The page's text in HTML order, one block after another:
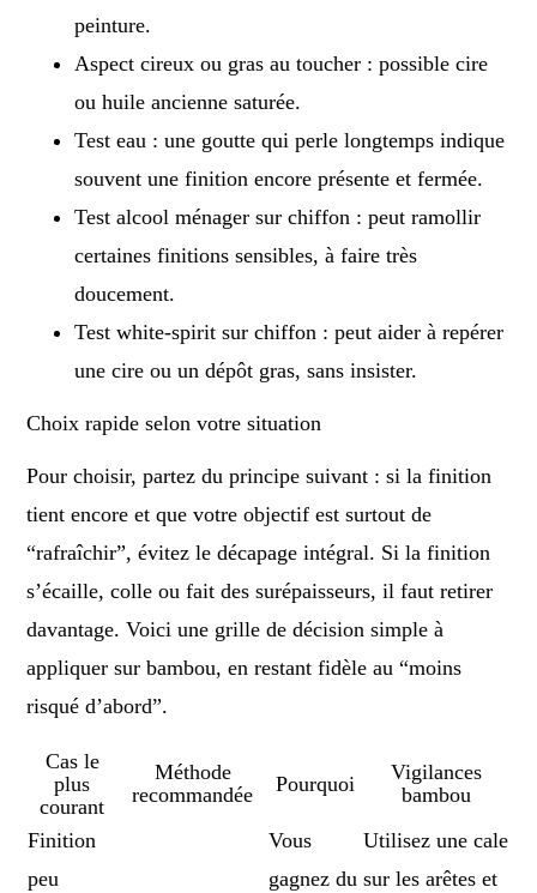
peinture.
Aspect cireux ou gras au toucher : possible cire
ou huile ancienne saturée.
Test eau : une goutte qui perle longtemps indique
souvent une finition encore présente et fermée.
Test alcool ménager sur chiffon : peut ramollir
certaines finitions sensibles, à faire très
doucement.
Test white-spirit sur chiffon : peut aider à repérer
une cire ou un dépôt gras, sans insister.
Choix rapide selon votre situation
Pour choisir, partez du principe suivant : si la finition
tient encore et que votre objectif est surtout de
“rafraîchir”, évitez le décapage intégral. Si la finition
s’écaille, colle ou fait des surépaisseurs, il faut retirer
davantage. Voici une grille de décision simple à
appliquer sur bambou, en restant fidèle au “moins
risqué d’abord”.
Cas le
plus
courant
Méthode
recommandée
Pourquoi
Vigilances
bambou
Finition
peu
Vous
gagnez du
Utilisez une cale
sur les arêtes et